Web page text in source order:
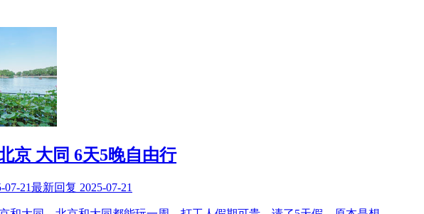
京 大同 6天5晚自由行
07-21最新回复 2025-07-21